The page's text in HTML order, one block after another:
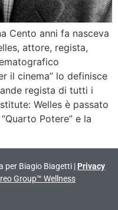
Cento anni fa nasceva
attore, regista,
il cinema” lo definisce
regista di tutti i
Welles è passato
Potere” e la
per Biagio Biagetti | Privacy
Group™ Wellness